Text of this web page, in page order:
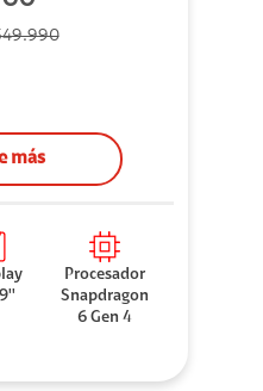
más
Procesador
Snapdragon
6 Gen 4